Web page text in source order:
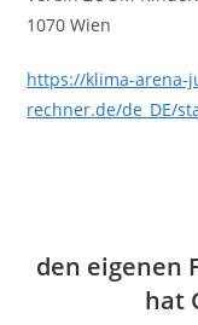
1070 Wien
https://klima-arena-
rechner.de/de_DE/
den eigenen
hat